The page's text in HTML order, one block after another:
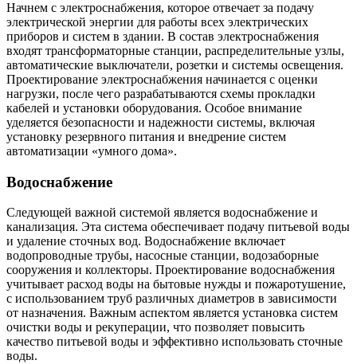
Начнем с электроснабжения, которое отвечает за подачу
электрической энергии для работы всех электрических
приборов и систем в здании. В состав электроснабжения
входят трансформаторные станции, распределительные узлы,
автоматические выключатели, розетки и системы освещения.
Проектирование электроснабжения начинается с оценки
нагрузки, после чего разрабатываются схемы прокладки
кабелей и установки оборудования. Особое внимание
уделяется безопасности и надежности системы, включая
установку резервного питания и внедрение систем
автоматизации «умного дома».
Водоснабжение
Следующей важной системой является водоснабжение и
канализация. Эта система обеспечивает подачу питьевой воды
и удаление сточных вод. Водоснабжение включает
водопроводные трубы, насосные станции, водозаборные
сооружения и коллекторы. Проектирование водоснабжения
учитывает расход воды на бытовые нужды и пожаротушение,
с использованием труб различных диаметров в зависимости
от назначения. Важным аспектом является установка систем
очистки воды и рекуперации, что позволяет повысить
качество питьевой воды и эффективно использовать сточные
воды.